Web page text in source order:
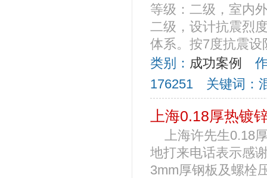
等级：二级，室内
二级，设计抗震烈
体系。按7度抗震设
类别： 成功案例
作
176251 关键词：
上海0.18厚热镀
上海许先生0.18
地打来电话表示感
3mm厚钢板及螺栓